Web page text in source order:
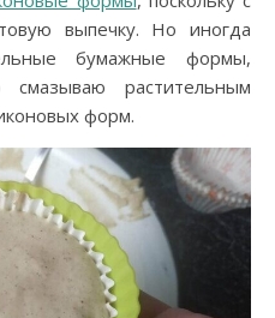
выпечку. Но иногда
бумажные формы,
смазываю растительным
форм.